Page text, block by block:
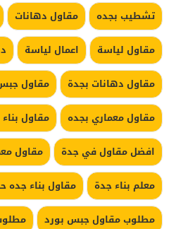
تشطيب بجده
مقاول دهانات
مقاول لياسة
اعمال لياسة
مقاول دهانات بجدة
مقاول
مقاول معماري بجده
مقاول
افضل مقاول في جدة
مقاول
معلم بناء جدة
مقاول بناء جده
مطلوب مقاول جبس بورد